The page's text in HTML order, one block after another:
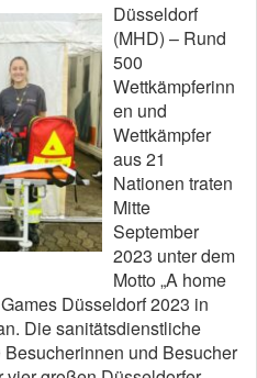
Düsseldorf
(MHD) – Rund
500
Wettkämpferinn
en und
Wettkämpfer
aus 21
Nationen traten
Mitte
September
2023 unter dem
Motto „A home
Düsseldorf 2023 in
Die sanitätsdienstliche
und Besucher